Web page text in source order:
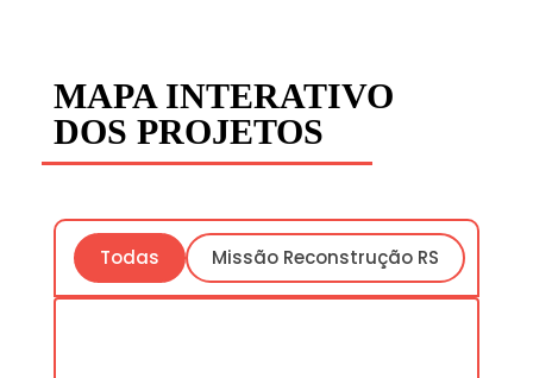
MAPA INTERATIVO
DOS PROJETOS
Todas Missão Reconstrução RS